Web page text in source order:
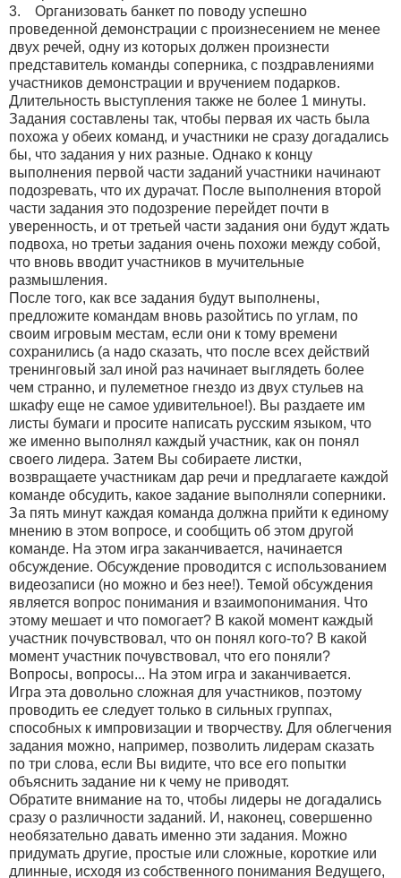
3. Организовать банкет по поводу успешно
проведенной демонстрации с произнесением не менее
двух речей, одну из которых должен произнести
представитель команды соперника, с поздравлениями
участников демонстрации и вручением подарков.
Длительность выступления также не более 1 минуты.
Задания составлены так, чтобы первая их часть была
похожа у обеих команд, и участники не сразу догадались
бы, что задания у них разные. Однако к концу
выполнения первой части заданий участники начинают
подозревать, что их дурачат. После выполнения второй
части задания это подозрение перейдет почти в
уверенность, и от третьей части задания они будут ждать
подвоха, но третьи задания очень похожи между собой,
что вновь вводит участников в мучительные
размышления.
После того, как все задания будут выполнены,
предложите командам вновь разойтись по углам, по
своим игровым местам, если они к тому времени
сохранились (а надо сказать, что после всех действий
тренинговый зал иной раз начинает выглядеть более
чем странно, и пулеметное гнездо из двух стульев на
шкафу еще не самое удивительное!). Вы раздаете им
листы бумаги и просите написать русским языком, что
же именно выполнял каждый участник, как он понял
своего лидера. Затем Вы собираете листки,
возвращаете участникам дар речи и предлагаете каждой
команде обсудить, какое задание выполняли соперники.
За пять минут каждая команда должна прийти к единому
мнению в этом вопросе, и сообщить об этом другой
команде. На этом игра заканчивается, начинается
обсуждение. Обсуждение проводится с использованием
видеозаписи (но можно и без нее!). Темой обсуждения
является вопрос понимания и взаимопонимания. Что
этому мешает и что помогает? В какой момент каждый
участник почувствовал, что он понял кого-то? В какой
момент участник почувствовал, что его поняли?
Вопросы, вопросы... На этом игра и заканчивается.
Игра эта довольно сложная для участников, поэтому
проводить ее следует только в сильных группах,
способных к импровизации и творчеству. Для облегчения
задания можно, например, позволить лидерам сказать
по три слова, если Вы видите, что все его попытки
объяснить задание ни к чему не приводят.
Обратите внимание на то, чтобы лидеры не догадались
сразу о различности заданий. И, наконец, совершенно
необязательно давать именно эти задания. Можно
придумать другие, простые или сложные, короткие или
длинные, исходя из собственного понимания Ведущего,